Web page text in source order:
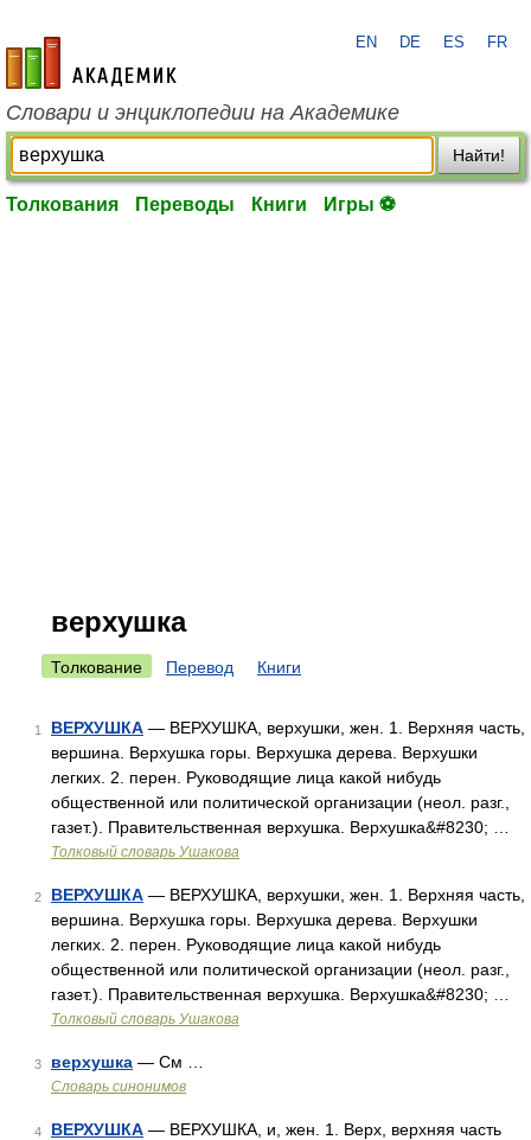
academic.ru
EN DE ES FR
Словари и энциклопедии на Академике
Найти!
Толкования Переводы Книги Игры ⚽
верхушка
Толкование Перевод Книги
1 ВЕРХУШКА — ВЕРХУШКА, верхушки, жен. 1. Верхняя часть,
вершина. Верхушка горы. Верхушка дерева. Верхушки
легких. 2. перен. Руководящие лица какой нибудь
общественной или политической организации (неол. разг.,
газет.). Правительственная верхушка. Верхушка&#8230; …
Толковый словарь Ушакова
2 ВЕРХУШКА — ВЕРХУШКА, верхушки, жен. 1. Верхняя часть,
вершина. Верхушка горы. Верхушка дерева. Верхушки
легких. 2. перен. Руководящие лица какой нибудь
общественной или политической организации (неол. разг.,
газет.). Правительственная верхушка. Верхушка&#8230; …
Толковый словарь Ушакова
3 верхушка — См …
Словарь синонимов
4 ВЕРХУШКА — ВЕРХУШКА, и, жен. 1. Верх, верхняя часть